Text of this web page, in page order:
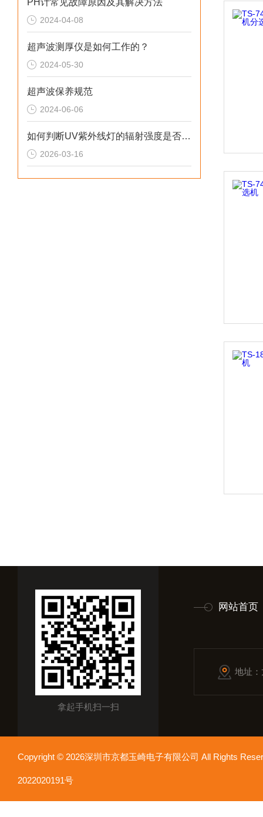
PH计常见故障原因及其解决方法
2024-04-08
超声波测厚仪是如何工作的？
2024-05-30
超声波保养规范
2024-06-06
如何判断UV紫外线灯的辐射强度是否达标
2026-03-16
拿起手机扫一扫
网站首页
地址
Copyright © 2026深圳市京都玉崎电子有限公司 All Rights
2022020191号